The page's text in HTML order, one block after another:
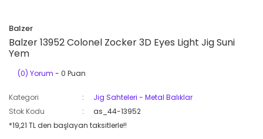
Balzer
Balzer 13952 Colonel Zocker 3D Eyes Light Jig Suni
Yem
(0) Yorum - 0 Puan
Kategori
Jig Sahteleri - Metal Balıklar
Stok Kodu
as_44-13952
*19,21 TL den başlayan taksitlerle!!